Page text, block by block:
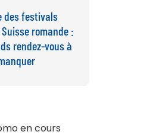
des festivals
romande :
rendez-vous à
en cours